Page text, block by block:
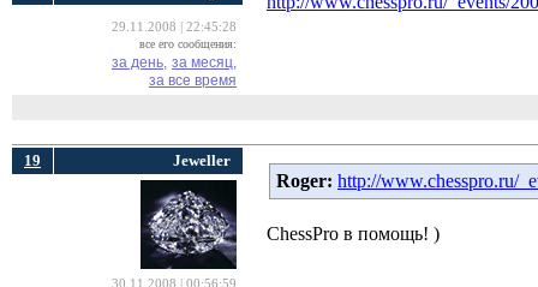
29.11.2008 | 22:45:28
все его сообщения:
за день, за месяц,
за все время
19 Jeweller
30.11.2008 | 00:56:59
Roger: http://www.chesspro.ru/
ChessPro в помощь! )